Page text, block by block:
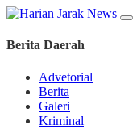
Berita Daerah
Advetorial
Berita
Galeri
Kriminal